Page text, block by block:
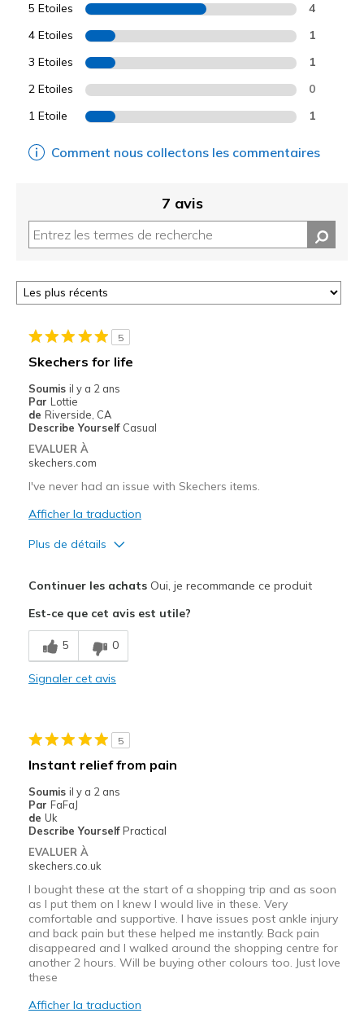
5 Etoiles 4
4 Etoiles 1
3 Etoiles 1
2 Etoiles 0
1 Etoile 1
Comment nous collectons les commentaires
7 avis
5
Skechers for life
Soumis il y a 2 ans
Par Lottie
de Riverside, CA
Describe Yourself Casual
EVALUER À
skechers.com
I've never had an issue with Skechers items.
Afficher la traduction
Plus de détails
Comfortable
Durable
Feels true to size
View On Shoes
Continuer les achatsOui, je recommande ce produit
Est-ce que cet avis est utile?
5 0
Signaler cet avis
5
Instant relief from pain
Soumis il y a 2 ans
Par FaFaJ
de Uk
Describe Yourself Practical
EVALUER À
skechers.co.uk
I bought these at the start of a shopping trip and as soon
as I put them on I knew I would live in these. Very
comfortable and supportive. I have issues post ankle injury
and back pain but these helped me instantly. Back pain
disappeared and I walked around the shopping centre for
another 2 hours. Will be buying other colours too. Just love
these
Afficher la traduction